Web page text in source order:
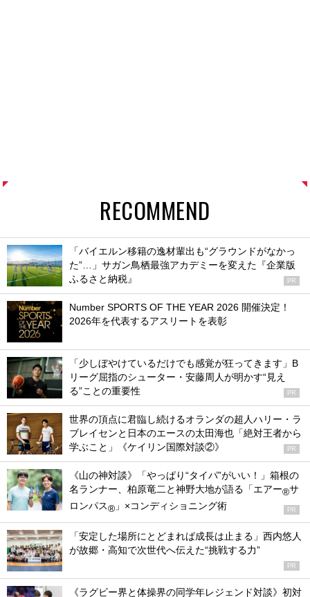
RECOMMEND
「バイエルン移籍の逸材輩出も“グラウンドがなかっ
た”…」サガン鳥栖最強アカデミーを変えた『企業版
ふるさと納税』
PR
Number SPORTS OF THE YEAR 2026 開催決定！
2026年を代表するアスリートを表彰
「少しぼやけているだけでも感覚が狂ってきます」B
リーグ屈指のシューター・安藤周人が明かす“見え
る”ことの重要性
PR
世界の頂点に君臨し続けるオランダの超人ハリー・ラ
ブレイセンと日本のエースの太田海也「絶対王者から
学ぶこと」《ケイリン国際対談②》
PR
《山の神対談》「やっぱり“タイパ”がいい！」箱根の
名ランナー、柏原竜二と神野大地が語る「エアー®サ
ロンパス® 」×コンディショニング術 PR
「安定した場所にとどまれば成長は止まる」西内悠人
が故郷・高知で次世代へ伝えた“挑戦する力”
PR
《ラグビー界と体操界の同学年レジェンド対談》初対